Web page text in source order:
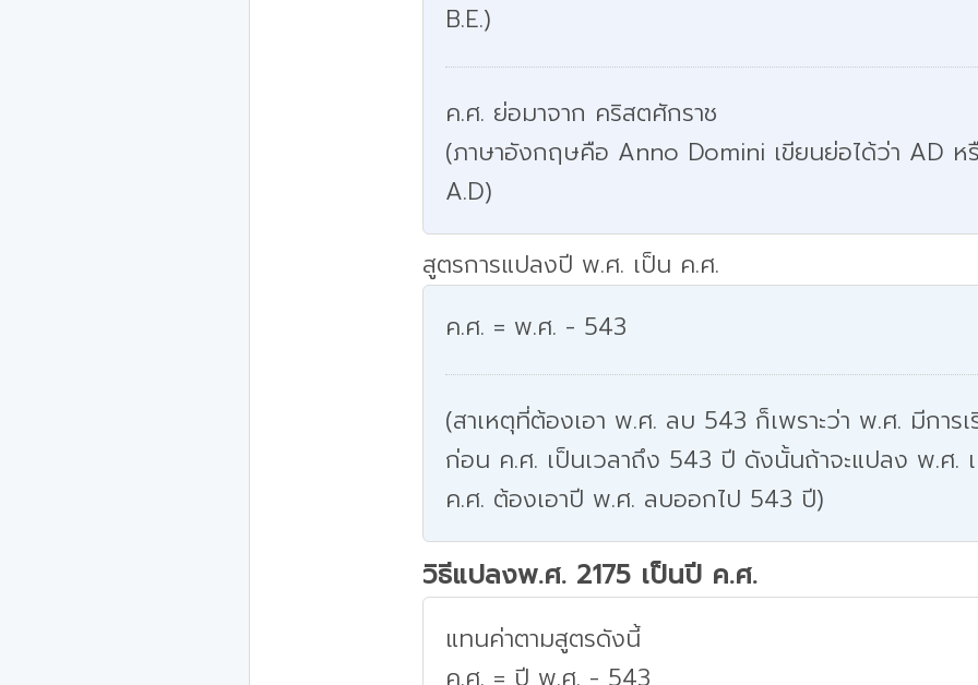
B.E.)
ค.ศ. ย่อมาจาก คริสตศักราช
(ภาษาอังกฤษคือ Anno Domini เขียนย่อได้ว่า AD ห
A.D)
สูตรการแปลงปี พ.ศ. เป็น ค.ศ.
ค.ศ. = พ.ศ. - 543
(สาเหตุที่ต้องเอา พ.ศ. ลบ 543 ก็เพราะว่า พ.ศ. มีการเ
ก่อน ค.ศ. เป็นเวลาถึง 543 ปี ดังนั้นถ้าจะแปลง พ.ศ.
ค.ศ. ต้องเอาปี พ.ศ. ลบออกไป 543 ปี)
วิธีแปลงพ.ศ. 2175 เป็นปี ค.ศ.
แทนค่าตามสูตรดังนี้